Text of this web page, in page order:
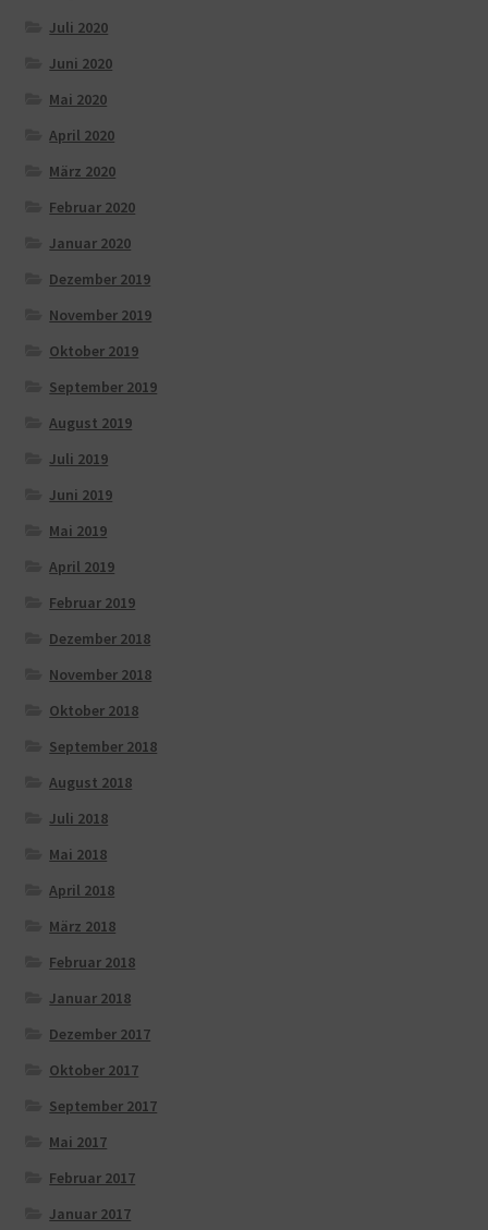
Juli 2020
Juni 2020
Mai 2020
April 2020
März 2020
Februar 2020
Januar 2020
Dezember 2019
November 2019
Oktober 2019
September 2019
August 2019
Juli 2019
Juni 2019
Mai 2019
April 2019
Februar 2019
Dezember 2018
November 2018
Oktober 2018
September 2018
August 2018
Juli 2018
Mai 2018
April 2018
März 2018
Februar 2018
Januar 2018
Dezember 2017
Oktober 2017
September 2017
Mai 2017
Februar 2017
Januar 2017